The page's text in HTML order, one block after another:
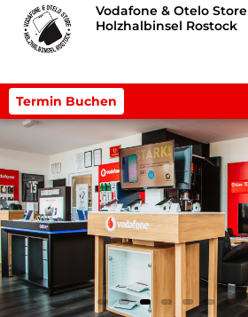
Vodafone & Otelo Store
Holzhalbinsel Rostock
Termin Buchen